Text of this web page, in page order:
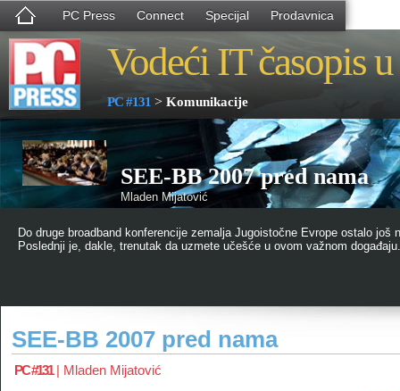
PC Press Connect Specijal Prodavnica
Vodeći IT časopis
PC #131 > Komunikacije
SEE-BB 2007 pred nama
Mladen Mijatović
Do druge broadband konferencije zemalja Jugoistočne Evrope ostalo još
Poslednji je, dakle, trenutak da uzmete učešće u ovom važnom
SEE-BB 2007 pred nama
PC #131| Mladen Mijatović